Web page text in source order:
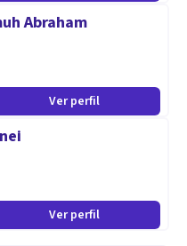
Abraham
Ver perfil
Ver perfil